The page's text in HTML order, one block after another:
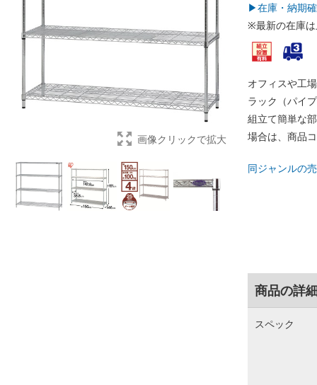
画像クリックで拡大
▶在庫・納期
※最新の在庫
オフィスや工
ラック（パイ
組立て簡単な
場合は、商品
同ジャンルの
商品の詳
スペック